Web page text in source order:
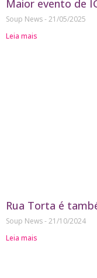
Maior evento de
Soup News 21/05/2025
Leia mais
Rua Torta é
Soup News 21/10/2024
Leia mais